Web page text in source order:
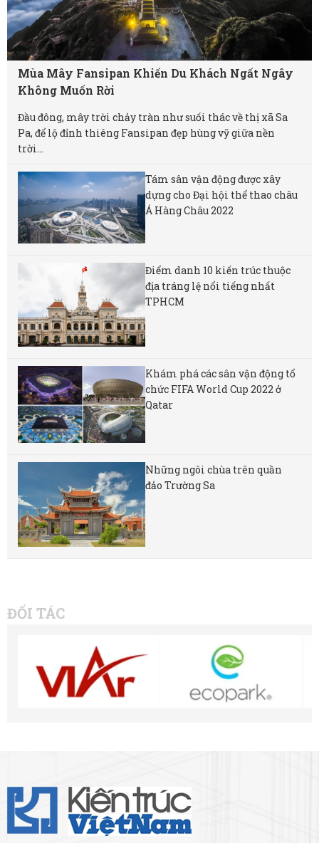
Mùa Mây Fansipan Khiến Du Khách Ngất Ngây
Không Muốn Rời
Đầu đông, mây trời chảy tràn như suối thác về thị xã Sa
Pa, để lộ đỉnh thiêng Fansipan đẹp hùng vỹ giữa nền
trời...
Tám sân vận động được xây
dựng cho Đại hội thể thao châu
Á Hàng Châu 2022
Điểm danh 10 kiến trúc thuộc
địa tráng lệ nổi tiếng nhất
TPHCM
Khám phá các sân vận động tổ
chức FIFA World Cup 2022 ở
Qatar
Những ngôi chùa trên quần
đảo Trường Sa
ĐỐI TÁC